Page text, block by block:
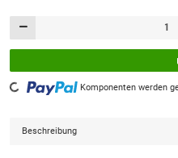
Loading... Komponenten werden
Beschreibung